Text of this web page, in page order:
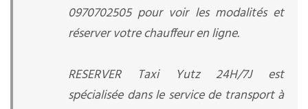
0970702505 pour voir les modalités et
réserver votre chauffeur en ligne.
RESERVER Taxi Yutz 24H/7J est
spécialisée dans le service de transport à